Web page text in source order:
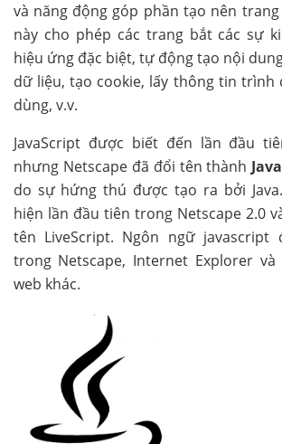
và năng động góp phần tạo nên
này cho phép các trang bắt các sự
hiệu ứng đặc biệt, tự động tạo nội
dữ liệu, tạo cookie, lấy thông tin trình
dùng, v.v.
JavaScript được biết đến lần đầu
nhưng Netscape đã đổi tên thành
do sự hứng thú được tạo ra bởi
hiện lần đầu tiên trong Netscape 2.0
tên LiveScript. Ngôn ngữ javascript
trong Netscape, Internet Explorer
web khác.